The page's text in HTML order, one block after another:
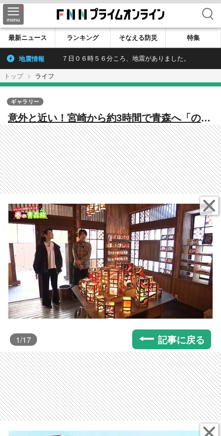
検索
最新ニュース ランキング そなえる防災 特集
地震情報 ７日０６時５６分ころ、地震がありました。
トップ ライフ
意外と近い！宮崎から約3時間で青森へ「のっ
け丼」や伝統の「ねぷた」憧れの東北を旅し
よう
ギャラリー
1/17 記事に戻る